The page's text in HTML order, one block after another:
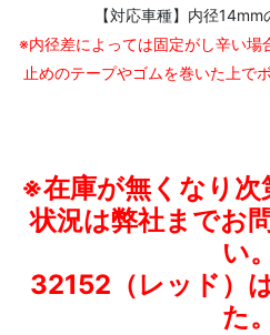
【対応車種】内径
※内径差によっては固定がし辛い場
止めのテープやゴムを巻いた上で
※在庫が無くなり次
状況は弊社までお
い。
32152（レッド）
た。